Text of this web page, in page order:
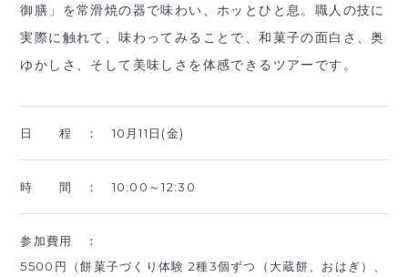
御膳」を常滑焼の器で味わい、ホッとひと息。職人の技に
実際に触れて、味わってみることで、和菓子の面白さ、奥
ゆかしさ、そして美味しさを体感できるツアーです。
日 程 ： 10月11日(金)
時 間 ： 10:00～12:30
参加費用 ：
5500円（餅菓子づくり体験 2種3個ずつ（大蔵餅、おはぎ）、